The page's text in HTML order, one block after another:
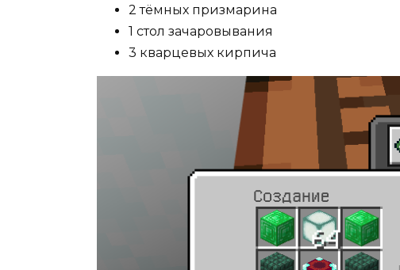
2 тёмных призмарина
1 стол зачаровывания
3 кварцевых кирпича